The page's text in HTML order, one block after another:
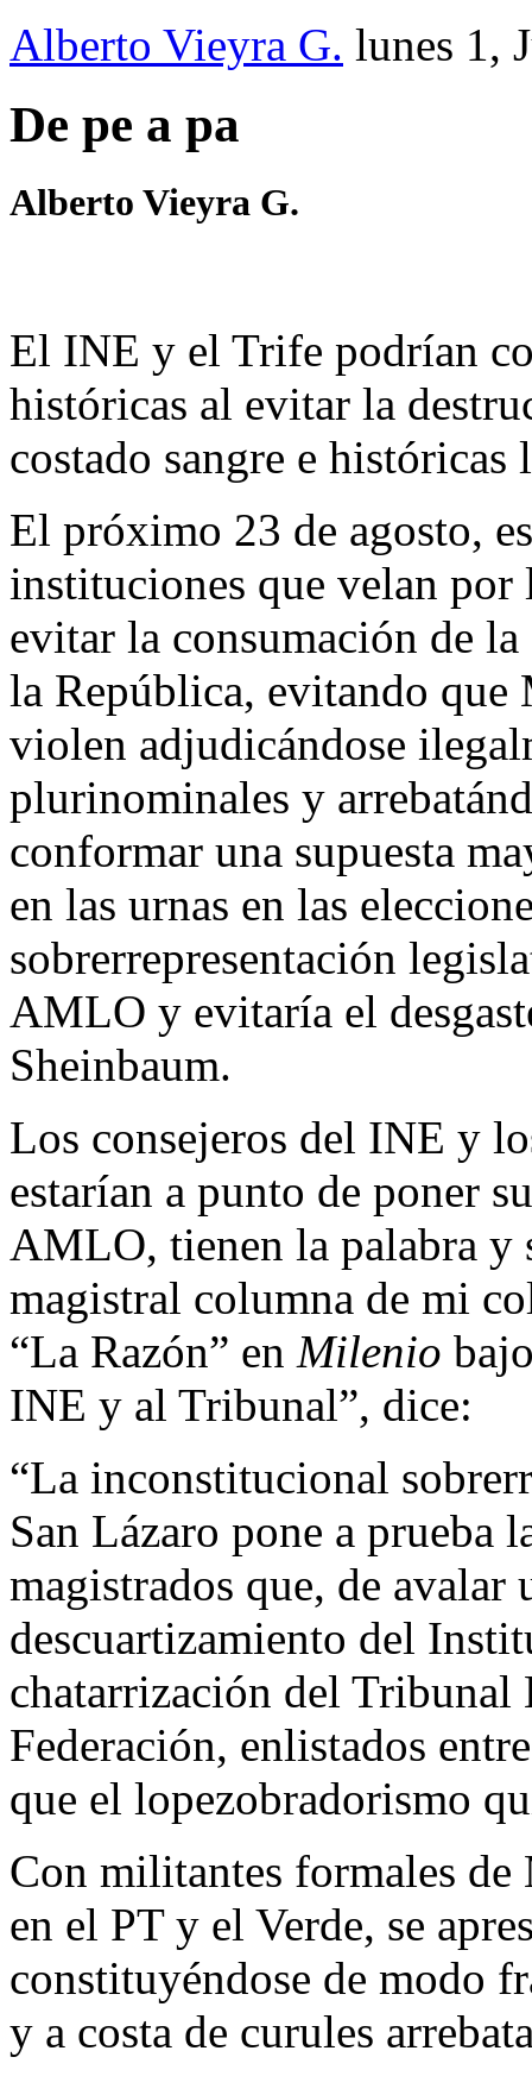
Alberto Vieyra G. lunes 1,
De pe a pa
Alberto Vieyra G.
El INE y el Trife podrían
históricas al evitar la
costado sangre e históricas
El próximo 23 de agosto,
instituciones que velan por
evitar la consumación de
la República, evitando que
violen adjudicándose
plurinominales y
conformar una supuesta
en las urnas en las
sobrerrepresentación
AMLO y evitaría el
Sheinbaum.
Los consejeros del INE y
estarían a punto de poner
AMLO, tienen la palabra y
magistral columna de mi
“La Razón” en Milenio
INE y al Tribunal”, dice:
“La inconstitucional
San Lázaro pone a prueba
magistrados que, de
descuartizamiento del
chatarrización del Tribunal
Federación, enlistados
que el lopezobradorismo
Con militantes formales
en el PT y el Verde, se
constituyéndose de modo
y a costa de curules